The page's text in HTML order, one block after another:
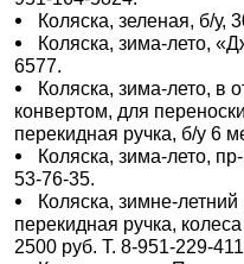
Коляска, зеленая, б/у,
Коляска, зима-лето,
6577.
Коляска, зима-лето, в
конвертом, для
перекидная ручка, б/у 6
Коляска, зима-лето,
53-76-35.
Коляска, зимне-
перекидная ручка,
2500 руб. Т. 8-951-229-